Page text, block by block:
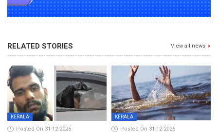
RELATED STORIES View all news
KERALA
Posted On 31-12-2025
KERALA
Posted On 31-12-2025